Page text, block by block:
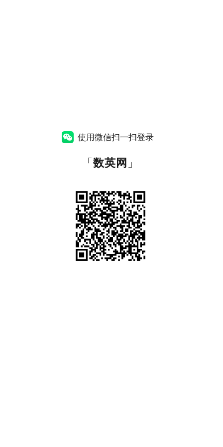
使用微信扫一扫登录
「数英网 」